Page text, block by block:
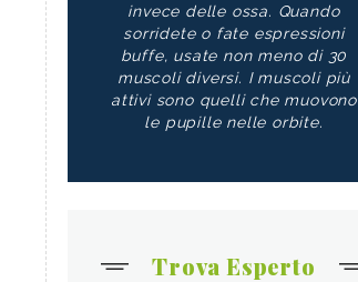
invece delle ossa. Quando
sorridete o fate espressioni
buffe, usate non meno di 30
muscoli diversi. I muscoli più
attivi sono quelli che muovono
le pupille nelle orbite.
Trova Esperto